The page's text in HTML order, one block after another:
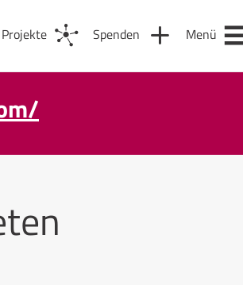
Projekte Spenden Menü